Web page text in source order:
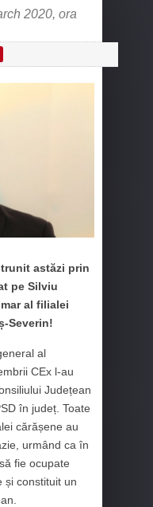
2020, ora
astăzi prin
pe Silviu
al filialei
Severin!
al
CEx l-au
Județean
în județ. Toate
cărășene au
urmând ca în
fie ocupate
și constituit un